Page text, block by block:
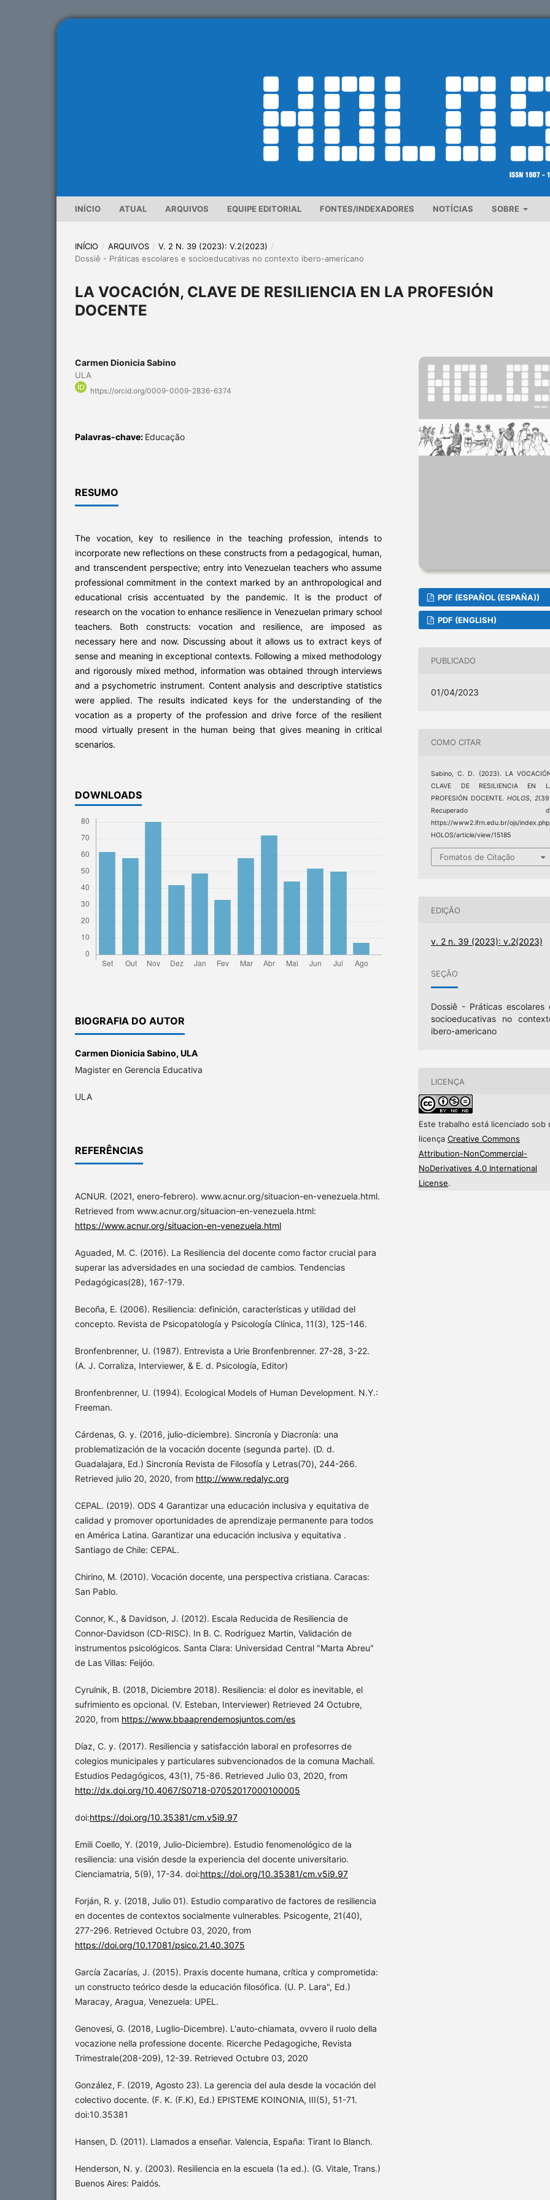
INÍCIO ATUAL ARQUIVOS EQUIPE EDITORIAL FONTES/INDEXADORES NOTÍCIAS SOBRE
INÍCIO / ARQUIVOS / V. 2 N. 39 (2023): V.2(2023) /
Dossiê - Práticas escolares e socioeducativas no contexto ibero-americano
LA VOCACIÓN, CLAVE DE RESILIENCIA EN LA PROFESIÓN
DOCENTE
Carmen Dionicia Sabino
ULA
https://orcid.org/0009-0009-2836-6374
Palavras-chave: Educação
RESUMO
The vocation, key to resilience in the teaching profession, intends to
incorporate new reflections on these constructs from a pedagogical, human,
and transcendent perspective; entry into Venezuelan teachers who assume
professional commitment in the context marked by an anthropological and
educational crisis accentuated by the pandemic. It is the product of
research on the vocation to enhance resilience in Venezuelan primary school
teachers. Both constructs: vocation and resilience, are imposed as
necessary here and now. Discussing about it allows us to extract keys of
sense and meaning in exceptional contexts. Following a mixed methodology
and rigorously mixed method, information was obtained through interviews
and a psychometric instrument. Content analysis and descriptive statistics
were applied. The results indicated keys for the understanding of the
vocation as a property of the profession and drive force of the resilient
mood virtually present in the human being that gives meaning in critical
scenarios.
DOWNLOADS
BIOGRAFIA DO AUTOR
Carmen Dionicia Sabino, ULA
Magister en Gerencia Educativa
ULA
REFERÊNCIAS
ACNUR. (2021, enero-febrero). www.acnur.org/situacion-en-venezuela.html.
Retrieved from www.acnur.org/situacion-en-venezuela.html:
https://www.acnur.org/situacion-en-venezuela.html
Aguaded, M. C. (2016). La Resiliencia del docente como factor crucial para
superar las adversidades en una sociedad de cambios. Tendencias
Pedagógicas(28), 167-179.
Becoña, E. (2006). Resiliencia: definición, características y utilidad del
concepto. Revista de Psicopatología y Psicología Clínica, 11(3), 125-146.
Bronfenbrenner, U. (1987). Entrevista a Urie Bronfenbrenner. 27-28, 3-22.
(A. J. Corraliza, Interviewer, & E. d. Psicología, Editor)
Bronfenbrenner, U. (1994). Ecological Models of Human Development. N.Y.:
Freeman.
Cárdenas, G. y. (2016, julio-diciembre). Sincronía y Diacronía: una
problematización de la vocación docente (segunda parte). (D. d.
Guadalajara, Ed.) Sincronía Revista de Filosofía y Letras(70), 244-266.
Retrieved julio 20, 2020, from http://www.redalyc.org
CEPAL. (2019). ODS 4 Garantizar una educación inclusiva y equitativa de
calidad y promover oportunidades de aprendizaje permanente para todos
en América Latina. Garantizar una educación inclusiva y equitativa .
Santiago de Chile: CEPAL.
Chirino, M. (2010). Vocación docente, una perspectiva cristiana. Caracas:
San Pablo.
Connor, K., & Davidson, J. (2012). Escala Reducida de Resiliencia de
Connor-Davidson (CD-RISC). In B. C. Rodríguez Martin, Validación de
instrumentos psicológicos. Santa Clara: Universidad Central "Marta Abreu"
de Las Villas: Feijóo.
Cyrulnik, B. (2018, Diciembre 2018). Resiliencia: el dolor es inevitable, el
sufrimiento es opcional. (V. Esteban, Interviewer) Retrieved 24 Octubre,
2020, from https://www.bbaaprendemosjuntos.com/es
Díaz, C. y. (2017). Resiliencia y satisfacción laboral en profesorres de
colegios municipales y particulares subvencionados de la comuna Machalí.
Estudios Pedagógicos, 43(1), 75-86. Retrieved Julio 03, 2020, from
http://dx.doi.org/10.4067/S0718-07052017000100005
doi:https://doi.org/10.35381/cm.v5i9.97
Emili Coello, Y. (2019, Julio-Diciembre). Estudio fenomenológico de la
resiliencia: una visión desde la experiencia del docente universitario.
Cienciamatria, 5(9), 17-34. doi:https://doi.org/10.35381/cm.v5i9.97
Forján, R. y. (2018, Julio 01). Estudio comparativo de factores de resiliencia
en docentes de contextos socialmente vulnerables. Psicogente, 21(40),
277-296. Retrieved Octubre 03, 2020, from
https://doi.org/10.17081/psico.21.40.3075
García Zacarías, J. (2015). Praxis docente humana, crítica y comprometida:
un constructo teórico desde la educación filosófica. (U. P. Lara", Ed.)
Maracay, Aragua, Venezuela: UPEL.
Genovesi, G. (2018, Luglio-Dicembre). L'auto-chiamata, ovvero il ruolo della
vocazione nella professione docente. Ricerche Pedagogiche, Revista
Trimestrale(208-209), 12-39. Retrieved Octubre 03, 2020
González, F. (2019, Agosto 23). La gerencia del aula desde la vocación del
colectivo docente. (F. K. (F.K), Ed.) EPISTEME KOINONIA, III(5), 51-71.
doi:10.35381
Hansen, D. (2011). Llamados a enseñar. Valencia, España: Tirant Io Blanch.
Henderson, N. y. (2003). Resiliencia en la escuela (1a ed.). (G. Vitale, Trans.)
Buenos Aires: Paidós.
PDF (ESPAÑOL (ESPAÑA))
PDF (ENGLISH)
PUBLICADO
01/04/2023
COMO CITAR
Sabino, C. D. (2023). LA
CLAVE DE RESILIENCIA EN
PROFESIÓN DOCENTE. HOLOS 2
Recuperado
https://www2.ifrn.edu.br/ojs/
HOLOS/article/view/15185
Fomatos de Citação
EDIÇÃO
v. 2 n. 39 (2023): v.2(2023)
SEÇÃO
Dossiê - Práticas escolares
socioeducativas no
ibero-americano
LICENÇA
Este trabalho está licenciado sob
licença Creative Commons
Attribution-NonCommercial-
NoDerivatives 4.0 International
License.